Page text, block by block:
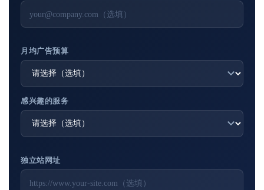
月均广告预算
感兴趣的服务
独立站网址